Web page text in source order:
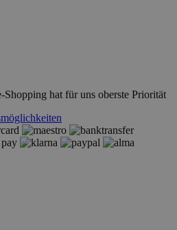
hat für uns oberste Priorität